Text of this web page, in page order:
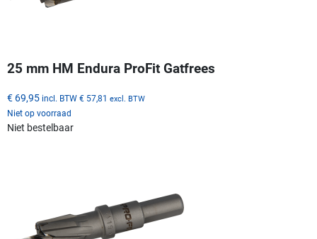
25 mm HM Endura ProFit Gatfrees
€ 69,95 incl. BTW € 57,81 excl. BTW
Niet op voorraad
Niet bestelbaar